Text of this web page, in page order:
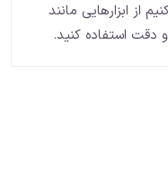
از ابزارهایی مانند
دقت استفاده کنید.